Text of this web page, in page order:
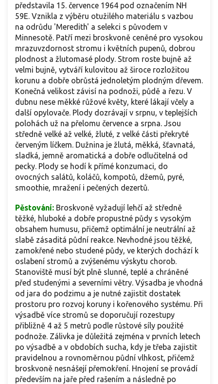
představila 15. července 1964 pod označením NH
59E. Vznikla z výběru otužilého materiálu s vazbou
na odrůdu 'Meredith' a selekci s původem v
Minnesotě. Patří mezi broskvoně ceněné pro vysokou
mrazuvzdornost stromu i květních pupenů, dobrou
plodnost a žlutomasé plody. Strom roste bujně až
velmi bujně, vytváří kulovitou až široce rozložitou
korunu a dobře obrůstá jednoletým plodným dřevem.
Konečná velikost závisí na podnoži, půdě a řezu. V
dubnu nese měkké růžové květy, které lákají včely a
další opylovače. Plody dozrávají v srpnu, v teplejších
polohách už na přelomu července a srpna. Jsou
středně velké až velké, žluté, z velké části překryté
červeným líčkem. Dužnina je žlutá, měkká, šťavnatá,
sladká, jemně aromatická a dobře odlučitelná od
pecky. Plody se hodí k přímé konzumaci, do
ovocných salátů, koláčů, kompotů, džemů, pyré,
smoothie, mražení i pečených dezertů.
Pěstování: Broskvoně vyžadují lehčí až středně
těžké, hluboké a dobře propustné půdy s vysokým
obsahem humusu, přičemž optimální je neutrální až
slabě zásaditá půdní reakce. Nevhodné jsou těžké,
zamokřené nebo studené půdy, ve kterých dochází k
oslabení stromů a zvýšenému výskytu chorob.
Stanoviště musí být plně slunné, teplé a chráněné
před studenými a severními větry. Výsadba je vhodná
od jara do podzimu a je nutné zajistit dostatek
prostoru pro rozvoj koruny i kořenového systému. Při
výsadbě více stromů se doporučují rozestupy
přibližně 4 až 5 metrů podle růstové síly použité
podnože. Zálivka je důležitá zejména v prvních letech
po výsadbě a v obdobích sucha, kdy je třeba zajistit
pravidelnou a rovnoměrnou půdní vlhkost, přičemž
broskvoně nesnášejí přemokření. Hnojení se provádí
především na jaře před rašením a následně po